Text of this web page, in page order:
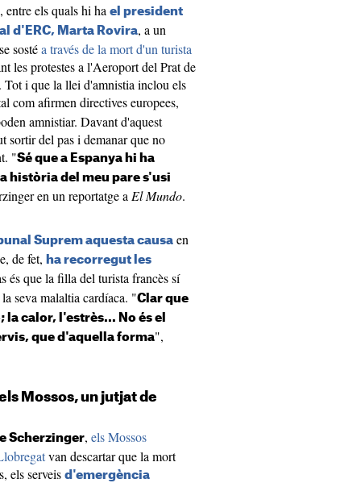
entre els quals hi ha el president
d'ERC, Marta Rovira, a un
sostéa través de la mort d'un turista
les protestes a l'Aeroport del Prat de
i que la llei d'amnistia inclou els
com afirmen directives europees,
amnistiar. Davant d'aquest
sortir del pas i demanar que no
"Sé que a Espanya hi ha
història del meu pare s'usi
en un reportatge a El Mundo.
Suprem aquesta causa en
de fet, ha recorregut les
és que la filla del turista francès sí
seva malaltia cardíaca. "Clar que
la calor, l'estrès... No és el
que d'aquella forma",
Mossos, un jutjat de
Scherzinger, els Mossos
van descartar que la mort
els serveis d'emergència